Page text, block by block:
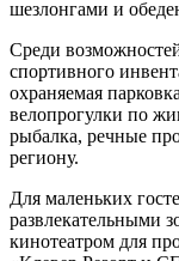
шезлонгами и
Среди
спортивного
охраняемая
велопрогулки по
рыбалка, речные
региону.
Для маленьких
развлекательными
кинотеатром для